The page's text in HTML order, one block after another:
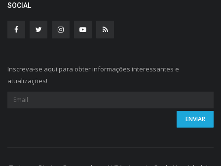
SOCIAL
Inscreva-se aqui para obter informações interessantes e
atualizações!